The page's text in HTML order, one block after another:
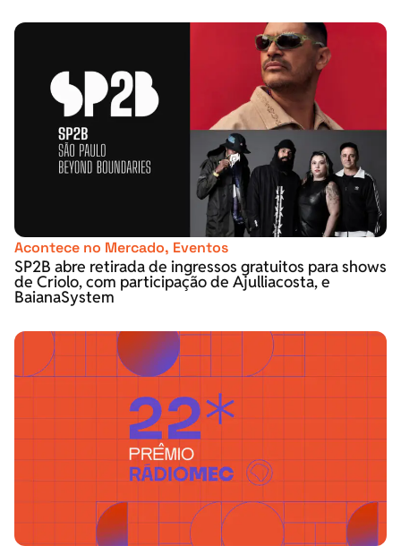
Acontece no Mercado, Eventos
SP2B abre retirada de ingressos gratuitos para shows
de Criolo, com participação de Ajulliacosta, e
BaianaSystem